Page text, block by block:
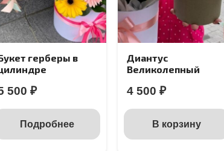
Диантус
Великолепный
4 500₽
В корзину
Кустовая роза букет
4 950₽
В корзину